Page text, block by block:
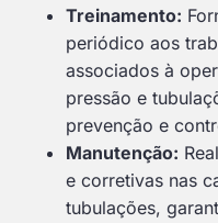
Treinamento:
periódico aos
associados à
pressão e
prevenção e
Manutenção:
e corretivas nas
tubulações,